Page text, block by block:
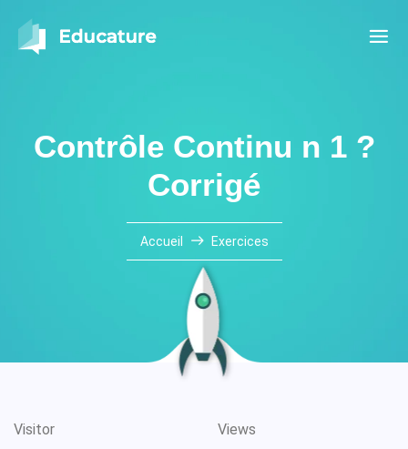
Contrôle Continu n 1 ?
Corrigé
Accueil Exercices
Visitor Views